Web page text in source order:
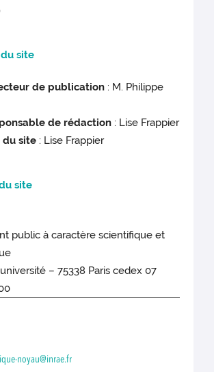
site
de publication : M. Philippe
de rédaction : Lise Frappier
du site : Lise Frappier
site
public à caractère scientifique et
– 75338 Paris cedex 07
noyau@inrae.fr